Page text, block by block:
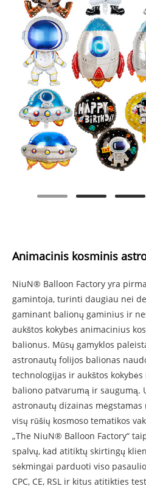
Animacinis kosminis
NiuN® Balloon Factory yra
gamintoja, turinti daugiau nei
gaminant balionų gaminius ir
aukštos kokybės animacinius
balionus. Mūsų gamyklos
astronautų folijos balionas
technologijas ir aukštos
baliono patvarumą ir saugumą.
astronautų dizainas
visų rūšių kosmoso tematikos
„The NiuN® Balloon Factory“
spalvų, kad atitiktų skirtingų
sėkmingai parduoti viso
CPC, CE, RSL ir kitus atitikties